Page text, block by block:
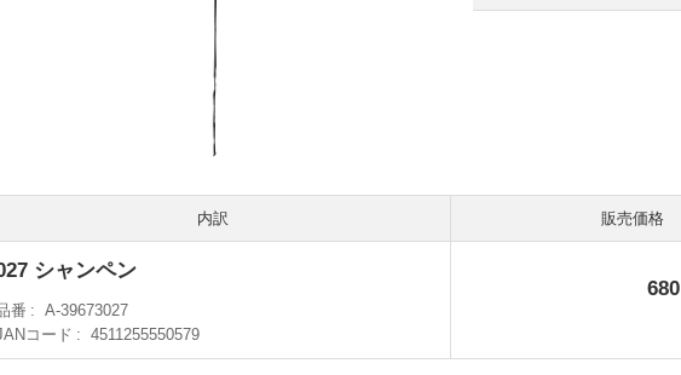
内訳 販売価格
シャンペン
番
A-39673027
コード
4511255550579